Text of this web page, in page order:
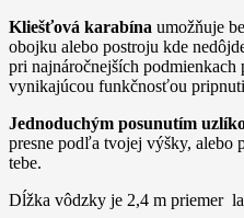
Kliešťová karabína umožňuje
obojku alebo postroju kde
pri najnáročnejších
vynikajúcou funkčnosťou
Jednoduchým posunutím
presne podľa tvojej výšky, alebo
tebe.
Dĺžka vôdzky je 2,4 m priemer